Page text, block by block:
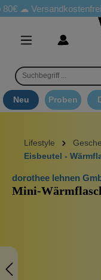
☁Versandkostenfrei
Neu Proben
Lifestyle
Eisbeutel -
dorothee lehnen
Mini-